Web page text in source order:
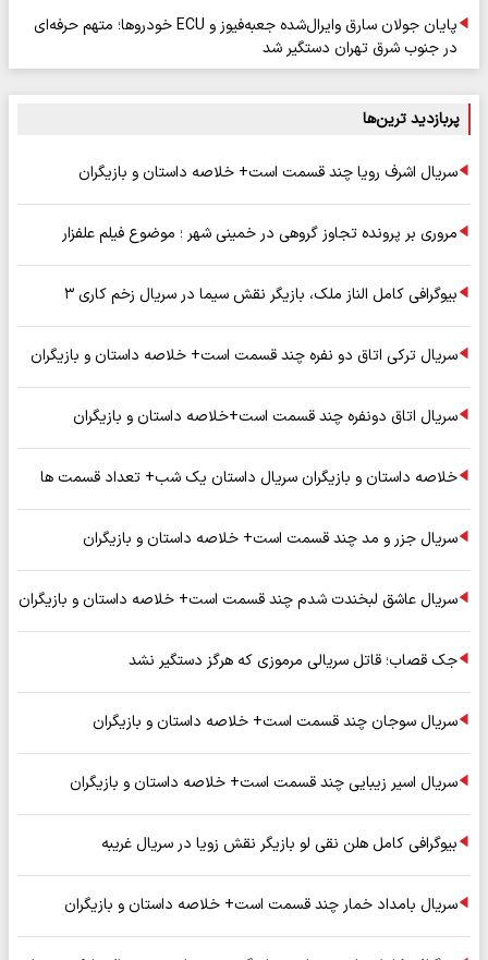
پایان جولان سارق وایرال‌شده جعبه‌فیوز و ECU خودروها؛ متهم حرفه‌ای
در جنوب شرق تهران دستگیر شد
پربازدید ترین‌ها
سریال اشرف رویا چند قسمت است+ خلاصه داستان و بازیگران
مروری بر پرونده تجاوز گروهی در خمینی شهر ؛ موضوع فیلم علفزار
بیوگرافی کامل الناز ملک، بازیگر نقش سیما در سریال زخم کاری ۳
سریال ترکی اتاق دو نفره چند قسمت است+ خلاصه داستان و بازیگران
سریال اتاق دونفره چند قسمت است+خلاصه داستان و بازیگران
خلاصه داستان و بازیگران سریال داستان یک شب+ تعداد قسمت ها
سریال جزر و مد چند قسمت است+ خلاصه داستان و بازیگران
سریال عاشق لبخندت شدم چند قسمت است+ خلاصه داستان و بازیگران
جک قصاب؛ قاتل سریالی مرموزی که هرگز دستگیر نشد
سریال سوجان چند قسمت است+ خلاصه داستان و بازیگران
سریال اسیر زیبایی چند قسمت است+ خلاصه داستان و بازیگران
بیوگرافی کامل هلن نقی لو بازیگر نقش زویا در سریال غریبه
سریال بامداد خمار چند قسمت است+ خلاصه داستان و بازیگران